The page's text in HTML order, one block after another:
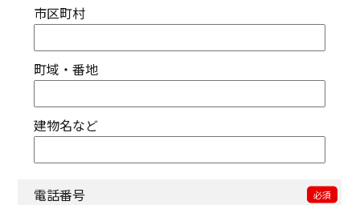
市区町村
町域・番地
建物名など
電話番号